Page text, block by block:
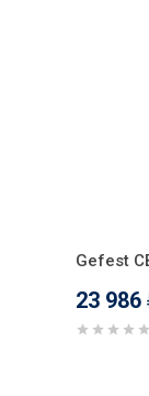
Gefest
23 986